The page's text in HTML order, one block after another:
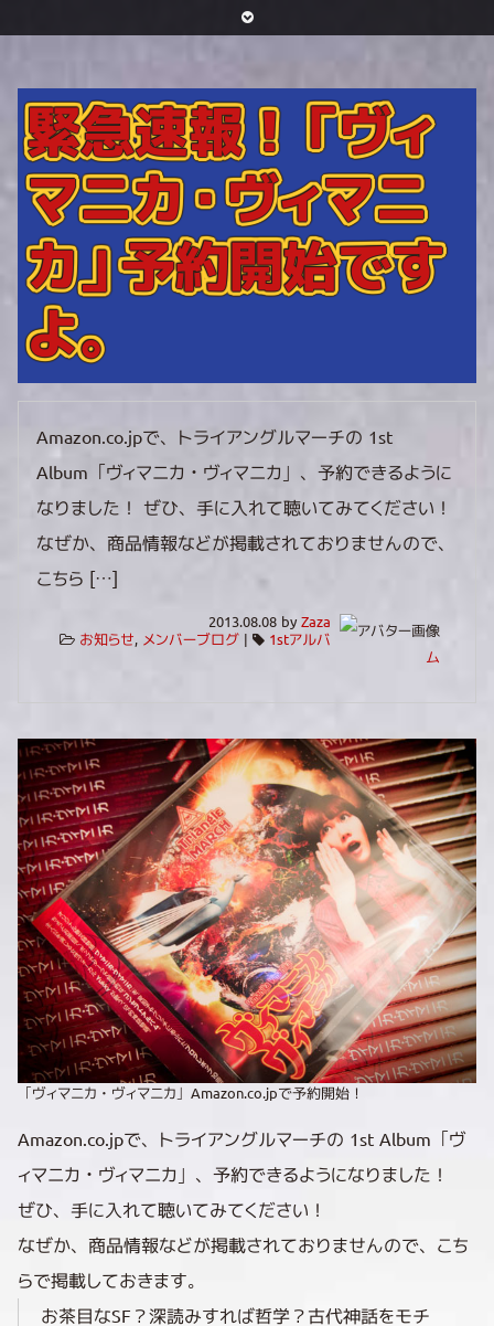
緊急速報！「ヴィ
マニカ・ヴィマニ
カ」予約開始です
よ。
Amazon.co.jpで、トライアングルマーチの 1st
Album「ヴィマニカ・ヴィマニカ」、予約できるように
なりました！ ぜひ、手に入れて聴いてみてください！
なぜか、商品情報などが掲載されておりませんので、
こちら […]
2013.08.08 by Zaza
お知らせ, メンバーブログ
1stアルバ
ム
「ヴィマニカ・ヴィマニカ」Amazon.co.jpで予約開始！
Amazon.co.jpで、トライアングルマーチの 1st Album「ヴ
ィマニカ・ヴィマニカ」、予約できるようになりました！
ぜひ、手に入れて聴いてみてください！
なぜか、商品情報などが掲載されておりませんので、こち
らで掲載しておきます。
お茶目なSF？深読みすれば哲学？古代神話をモチ